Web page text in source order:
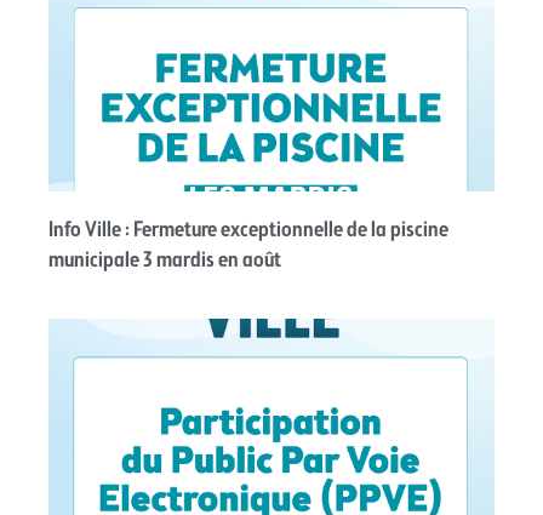
Info Ville : Fermeture exceptionnelle de la piscine
municipale 3 mardis en août